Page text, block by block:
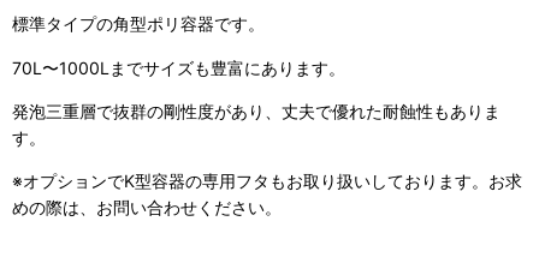
標準タイプの角型ポリ容器です。
70L〜1000Lまでサイズも豊富にあります。
発泡三重層で抜群の剛性度があり、丈夫で優れた耐蝕性もありま
す。
※オプションでK型容器の専用フタもお取り扱いしております。お求
めの際は、お問い合わせください。